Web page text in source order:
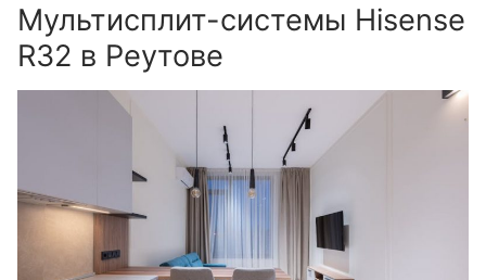
Мультисплит-системы Hisense
R32 в Реутове